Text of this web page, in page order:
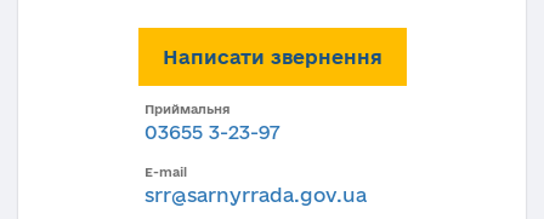
Написати звернення
Приймальня
03655 3-23-97
E-mail
srr@sarnyrrada.gov.ua